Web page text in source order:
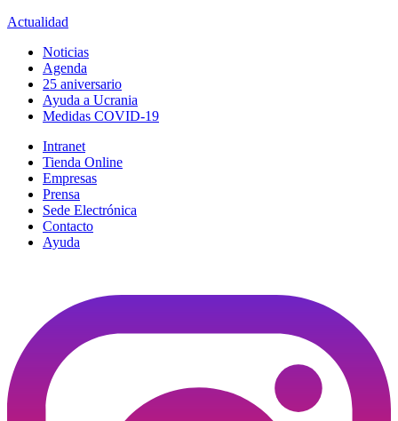
Actualidad
Noticias
Agenda
25 aniversario
Ayuda a Ucrania
Medidas COVID-19
Intranet
Tienda Online
Empresas
Prensa
Sede Electrónica
Contacto
Ayuda